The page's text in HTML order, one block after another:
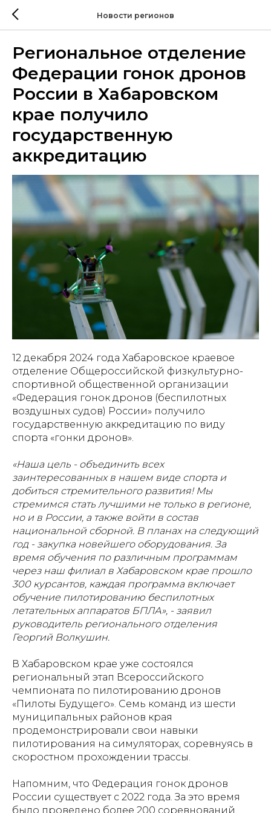
Новости регионов
Региональное отделение
Федерации гонок дронов
России в Хабаровском
крае получило
государственную
аккредитацию
12 декабря 2024 года Хабаровское краевое
отделение Общероссийской физкультурно-
спортивной общественной организации
«Федерация гонок дронов (беспилотных
воздушных судов) России» получило
государственную аккредитацию по виду
спорта «гонки дронов».
«Наша цель - объединить всех
заинтересованных в нашем виде спорта и
добиться стремительного развития! Мы
стремимся стать лучшими не только в регионе,
но и в России, а также войти в состав
национальной сборной. В планах на следующий
год - закупка новейшего оборудования. За
время обучения по различным программам
через наш филиал в Хабаровском крае прошло
300 курсантов, каждая программа включает
обучение пилотированию беспилотных
летательных аппаратов БПЛА», - заявил
руководитель регионального отделения
Георгий Волкушин.
В Хабаровском крае уже состоялся
региональный этап Всероссийского
чемпионата по пилотированию дронов
«Пилоты Будущего». Семь команд из шести
муниципальных районов края
продемонстрировали свои навыки
пилотирования на симуляторах, соревнуясь в
скоростном прохождении трассы.
Напомним, что Федерация гонок дронов
России существует с 2022 года. За это время
было проведено более 200 соревнований.